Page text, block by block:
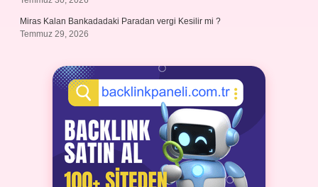
Miras Kalan Bankadadaki Paradan vergi Kesilir mi ?
Temmuz 29, 2026